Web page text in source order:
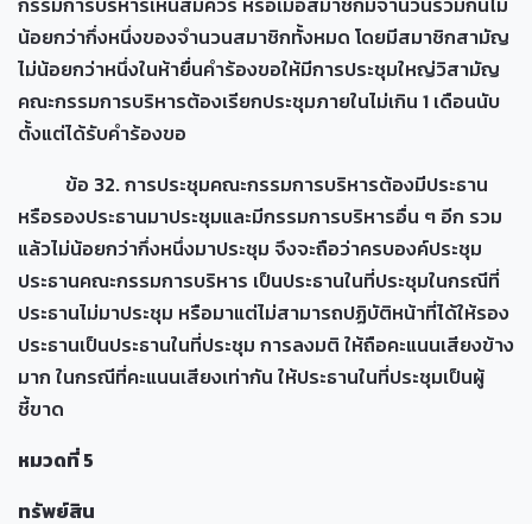
น้อยกว่ากึ่งหนึ่งของจำนวนสมาชิกทั้งหมด โดยมีสมาชิกสามัญ
ไม่น้อยกว่าหนึ่งในห้ายื่นคำร้องขอให้มีการประชุมใหญ่วิสามัญ
คณะกรรมการบริหารต้องเรียกประชุมภายในไม่เกิน 1 เดือนนับ
ตั้งแต่ได้รับคำร้องขอ
ข้อ 32. การประชุมคณะกรรมการบริหารต้องมีประธาน
หรือรองประธานมาประชุมและมีกรรมการบริหารอื่น ๆ อีก รวม
แล้วไม่น้อยกว่ากึ่งหนึ่งมาประชุม จึงจะถือว่าครบองค์ประชุม
ประธานคณะกรรมการบริหาร เป็นประธานในที่ประชุมในกรณีที่
ประธานไม่มาประชุม หรือมาแต่ไม่สามารถปฏิบัติหน้าที่ได้ให้รอง
ประธานเป็นประธานในที่ประชุม การลงมติ ให้ถือคะแนนเสียงข้าง
มาก ในกรณีที่คะแนนเสียงเท่ากัน ให้ประธานในที่ประชุมเป็นผู้
ชี้ขาด
หมวดที่ 5
ทรัพย์สิน